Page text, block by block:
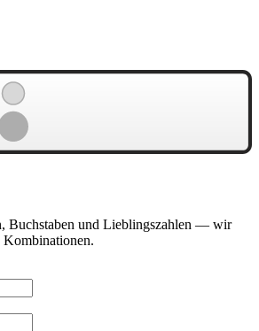
Buchstaben und Lieblingszahlen — wir
Kombinationen.